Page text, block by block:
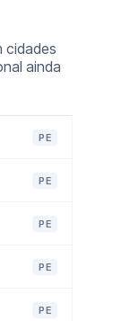
cidades
ainda
PE
PE
PE
PE
PE